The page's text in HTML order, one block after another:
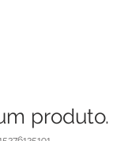
produto.